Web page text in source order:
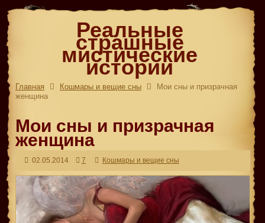
Реальные
страшные
мистические
истории
Главная Кошмары и вещие сны
Мои сны и призрачная
женщина
Мои сны и призрачная
женщина
02.05.2014 7 Кошмары и вещие сны